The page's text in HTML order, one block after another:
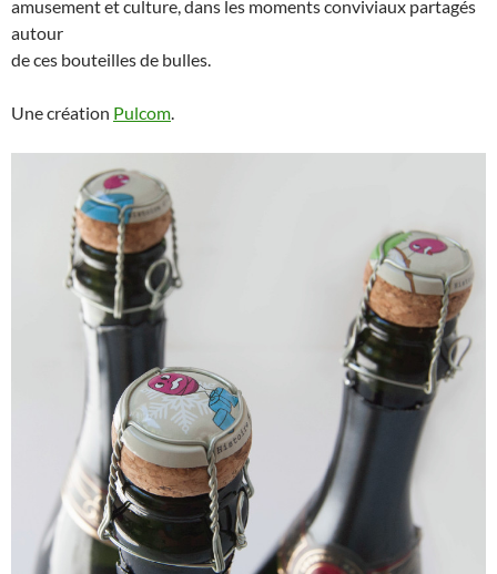
amusement et culture, dans les moments conviviaux partagés
autour
de ces bouteilles de bulles.
Une création Pulcom